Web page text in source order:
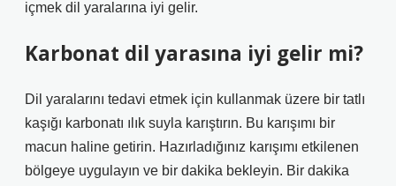
içmek dil yaralarına iyi gelir.
Karbonat dil yarasına iyi gelir mi?
Dil yaralarını tedavi etmek için kullanmak üzere bir tatlı
kaşığı karbonatı ılık suyla karıştırın. Bu karışımı bir
macun haline getirin. Hazırladığınız karışımı etkilenen
bölgeye uygulayın ve bir dakika bekleyin. Bir dakika